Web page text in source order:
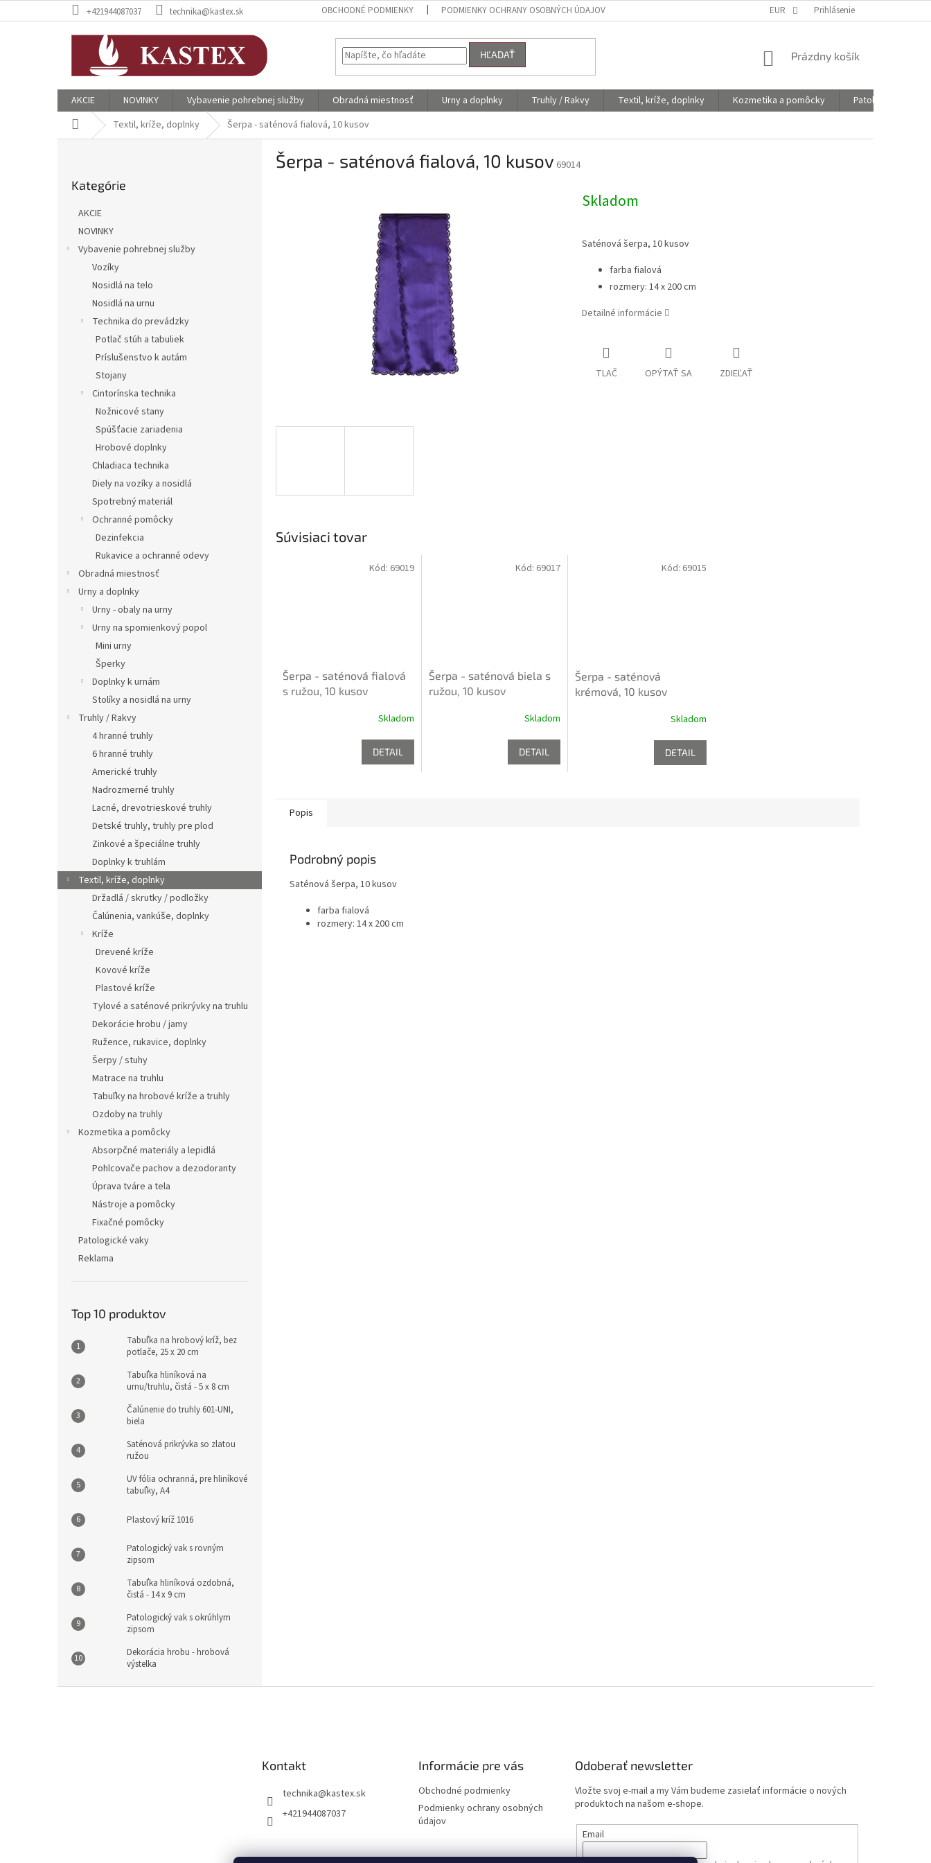
na
+421944087037 technika@kastex.sk OBCHODNÉ PODMIENKY PODMIENKY OCHRANY OSOBNÝCH ÚDAJOV EUR Prihlásenie
HĽADAŤ
NÁKUPNÝ
Prázdny košík
AKCIE NOVINKY Vybavenie pohrebnej služby Obradná miestnosť Urny a doplnky Truhly / Rakvy Textil, kríže, doplnky Kozmetika a pomôcky
Patologické vaky
Domov Textil, kríže, doplnky Šerpa - saténová fialová, 10 kusov
kategórie
Kategórie
AKCIE
NOVINKY
Vybavenie pohrebnej služby
Vozíky
Nosidlá na telo
Nosidlá na urnu
Technika do prevádzky
Potlač stúh a tabuliek
Príslušenstvo k autám
Stojany
Cintorínska technika
Nožnicové stany
Spúšťacie zariadenia
Hrobové doplnky
Chladiaca technika
Diely na vozíky a nosidlá
Spotrebný materiál
Ochranné pomôcky
Dezinfekcia
Rukavice a ochranné odevy
Obradná miestnosť
Urny a doplnky
Urny - obaly na urny
Urny na spomienkový popol
Mini urny
Šperky
Doplnky k urnám
Stolíky a nosidlá na urny
Truhly / Rakvy
4 hranné truhly
6 hranné truhly
Americké truhly
Nadrozmerné truhly
Lacné, drevotrieskové truhly
Detské truhly, truhly pre plod
Zinkové a špeciálne truhly
Doplnky k truhlám
Textil, kríže, doplnky
Držadlá / skrutky / podložky
Čalúnenia, vankúše, doplnky
Kríže
Drevené kríže
Kovové kríže
Plastové kríže
Tylové a saténové prikrývky na truhlu
Dekorácie hrobu / jamy
Ružence, rukavice, doplnky
Šerpy / stuhy
Matrace na truhlu
Tabuľky na hrobové kríže a truhly
Ozdoby na truhly
Kozmetika a pomôcky
Absorpčné materiály a lepidlá
Pohlcovače pachov a dezodoranty
Úprava tváre a tela
Nástroje a pomôcky
Fixačné pomôcky
Patologické vaky
Reklama
Top 10 produktov
Tabuľka na hrobový kríž, bez
potlače, 25 x 20 cm
Tabuľka hliníková na
urnu/truhlu, čistá - 5 x 8 cm
Čalúnenie do truhly 601-UNI,
biela
Saténová prikrývka so zlatou
ružou
UV fólia ochranná, pre hliníkové
tabuľky, A4
Plastový kríž 1016
Patologický vak s rovným
zipsom
Tabuľka hliníková ozdobná,
čistá - 14 x 9 cm
Patologický vak s okrúhlym
zipsom
Dekorácia hrobu - hrobová
výstelka
Šerpa - saténová fialová, 10 kusov 69014
Skladom
Saténová šerpa, 10 kusov
farba fialová
rozmery: 14 x 200 cm
Detailné informácie
TLAČ OPÝTAŤ SA ZDIEĽAŤ
Súvisiaci tovar
Šerpa - saténová fialová
s ružou, 10 kusov
Skladom
DETAIL
Kód: 69019
Šerpa - saténová biela s
ružou, 10 kusov
Skladom
DETAIL
Kód: 69017
Šerpa - saténová
krémová, 10 kusov
Skladom
DETAIL
Kód: 69015
Popis
Podrobný popis
Saténová šerpa, 10 kusov
farba fialová
rozmery: 14 x 200 cm
Kontakt
technika@kastex.sk
+421944087037
Informácie pre vás
Obchodné podmienky
Podmienky ochrany osobných
údajov
Odoberať newsletter
Vložte svoj e-mail a my Vám budeme zasielať informácie o nových
produktoch na našom e-shope.
Email